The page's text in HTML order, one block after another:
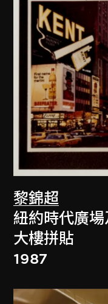
黎錦超
紐約時代廣
大樓拼貼
1987